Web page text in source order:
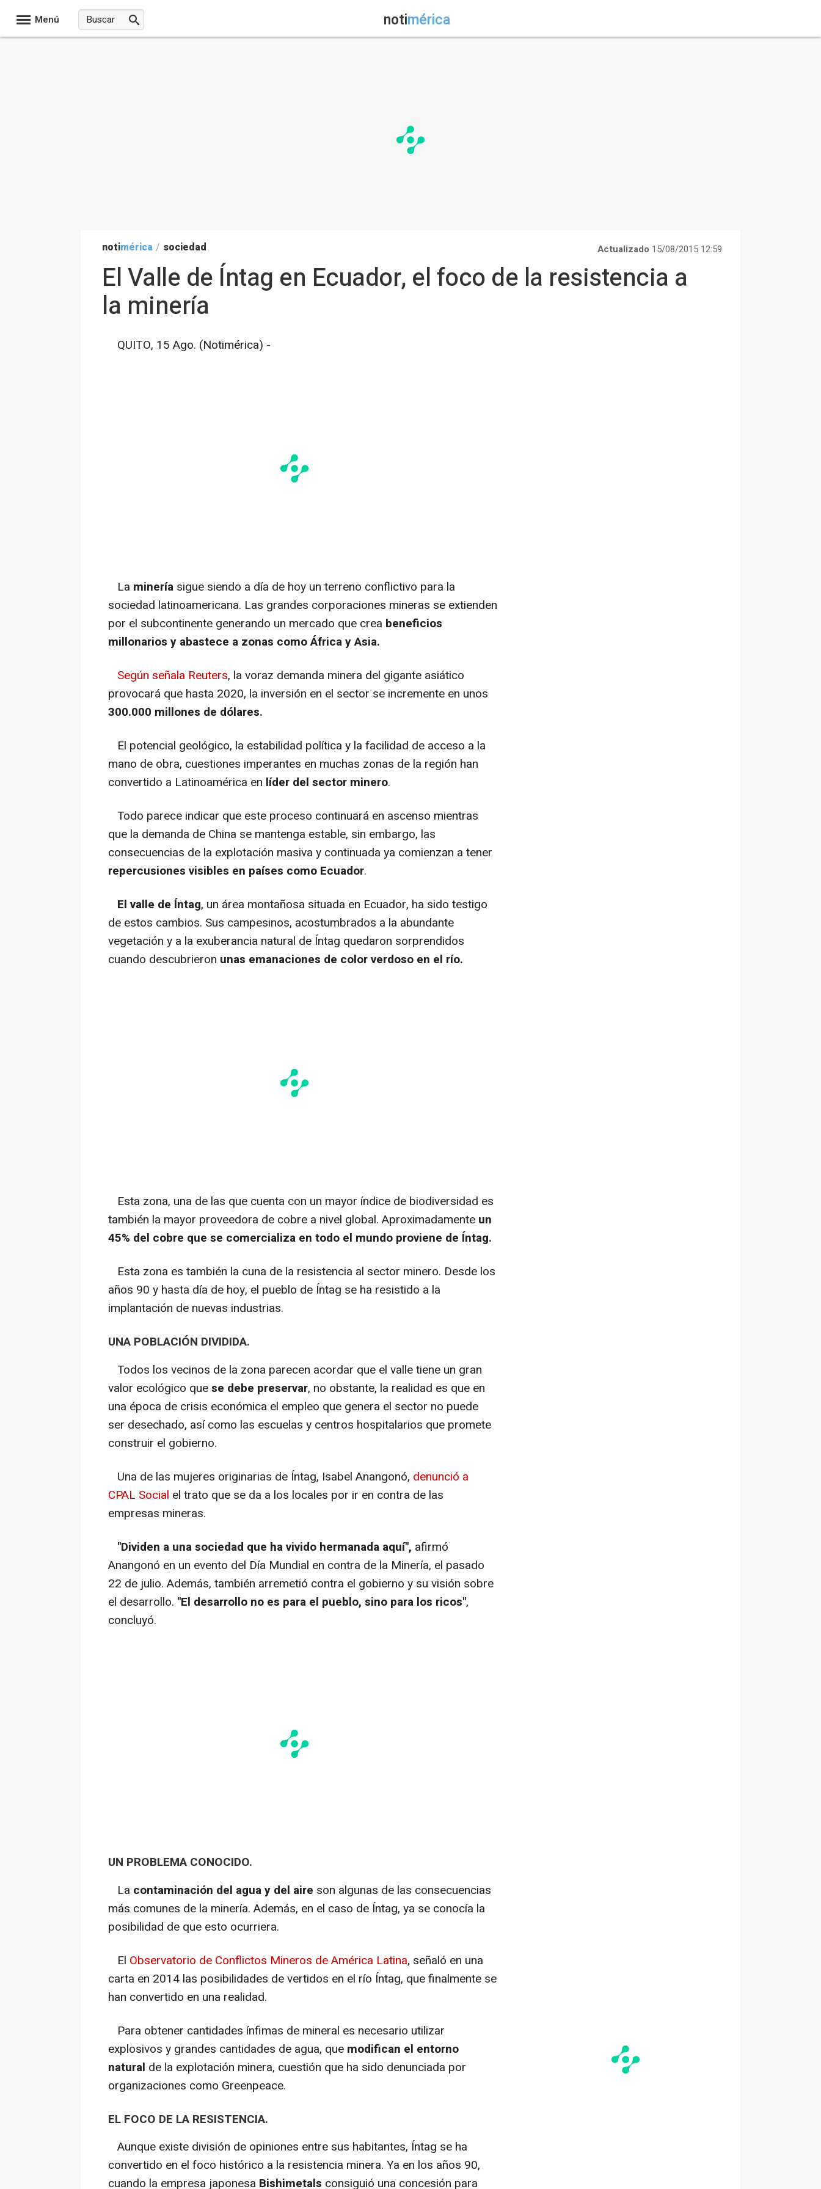
Menú notimérica
notimérica / sociedad Actualizado 15/08/2015 12:59
El Valle de Íntag en Ecuador, el foco de la resistencia a
la minería
QUITO, 15 Ago. (Notimérica) -
La minería sigue siendo a día de hoy un terreno conflictivo para la
sociedad latinoamericana. Las grandes corporaciones mineras se extienden
por el subcontinente generando un mercado que crea beneficios
millonarios y abastece a zonas como África y Asia.
Según señala Reuters, la voraz demanda minera del gigante asiático
provocará que hasta 2020, la inversión en el sector se incremente en unos
300.000 millones de dólares.
El potencial geológico, la estabilidad política y la facilidad de acceso a la
mano de obra, cuestiones imperantes en muchas zonas de la región han
convertido a Latinoamérica en líder del sector minero.
Todo parece indicar que este proceso continuará en ascenso mientras
que la demanda de China se mantenga estable, sin embargo, las
consecuencias de la explotación masiva y continuada ya comienzan a tener
repercusiones visibles en países como Ecuador.
El valle de Íntag, un área montañosa situada en Ecuador, ha sido testigo
de estos cambios. Sus campesinos, acostumbrados a la abundante
vegetación y a la exuberancia natural de Íntag quedaron sorprendidos
cuando descubrieron unas emanaciones de color verdoso en el río.
Esta zona, una de las que cuenta con un mayor índice de biodiversidad es
también la mayor proveedora de cobre a nivel global. Aproximadamente un
45% del cobre que se comercializa en todo el mundo proviene de Íntag.
Esta zona es también la cuna de la resistencia al sector minero. Desde los
años 90 y hasta día de hoy, el pueblo de Íntag se ha resistido a la
implantación de nuevas industrias.
UNA POBLACIÓN DIVIDIDA.
Todos los vecinos de la zona parecen acordar que el valle tiene un gran
valor ecológico quese debe preservar, no obstante, la realidad es que en
una época de crisis económica el empleo que genera el sector no puede
ser desechado, así como las escuelas y centros hospitalarios que promete
construir el gobierno.
Una de las mujeres originarias de Íntag, Isabel Anangonó, denunció a
CPAL Social el trato que se da a los locales por ir en contra de las
empresas mineras.
"Dividen a una sociedad que ha vivido hermanada aquí", afirmó
Anangonó en un evento del Día Mundial en contra de la Minería, el pasado
22 de julio. Además, también arremetió contra el gobierno y su visión sobre
el desarrollo. "El desarrollo no es para el pueblo, sino para los ricos",
concluyó.
UN PROBLEMA CONOCIDO.
La contaminación del agua y del aire son algunas de las consecuencias
más comunes de la minería. Además, en el caso de Íntag, ya se conocía la
posibilidad de que esto ocurriera.
El Observatorio de Conflictos Mineros de América Latina, señaló en una
carta en 2014 las posibilidades de vertidos en el río Íntag, que finalmente se
han convertido en una realidad.
Para obtener cantidades ínfimas de mineral es necesario utilizar
explosivos y grandes cantidades de agua, que modifican el entorno
natural de la explotación minera, cuestión que ha sido denunciada por
organizaciones como Greenpeace.
EL FOCO DE LA RESISTENCIA.
Aunque existe división de opiniones entre sus habitantes, Íntag se ha
convertido en el foco histórico a la resistencia minera. Ya en los años 90,
cuando la empresa japonesa Bishimetals consiguió una concesión para